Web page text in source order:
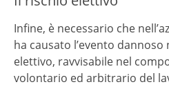
Infine, è necessario che
ha causato l’evento
elettivo, ravvisabile nel
volontario ed arbitrario del